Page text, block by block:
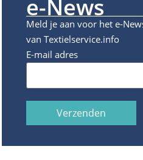
e-News
Meld je aan voor het e-
van Textielservice.info
E-mail adres
Verzenden